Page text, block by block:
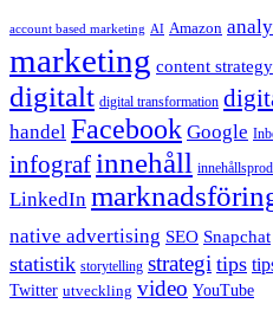
account based marketing AI Amazon
marketing content strategy
digitalt digital transformation
handel Facebook Google
infograf innehåll
LinkedIn
native advertising SEO Snapchat
statistik storytelling strategi tips
Twitter utveckling video YouTube